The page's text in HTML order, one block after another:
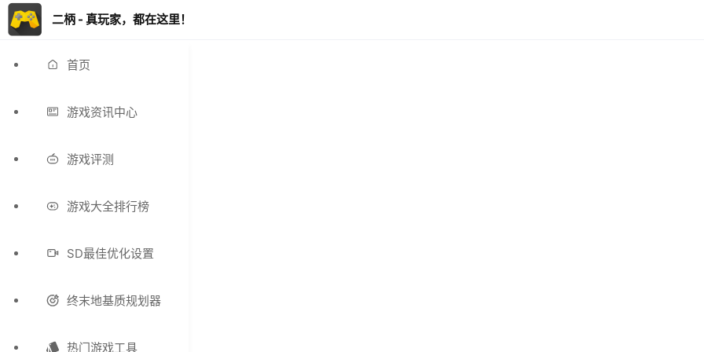
二柄 - 真玩家，都在这里！
首页
游戏资讯中心
游戏评测
游戏大全排行榜
SD最佳优化设置
终末地基质规划器
热门游戏工具